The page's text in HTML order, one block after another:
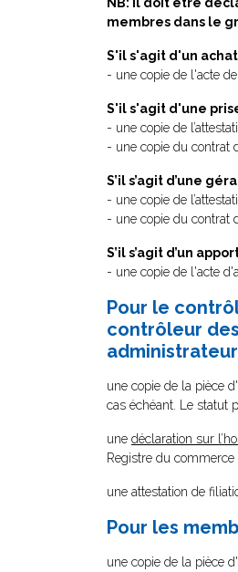
membres dans le
S'il s'agit d'un
- une copie de l'acte
S'il s'agit d'une
- une copie de
- une copie du contrat
S’il s’agit d’une
- une copie de
- une copie du contrat
S’il s’agit d’un
- une copie de l'acte
Pour le
contrôleur
une copie de la pièce
cas échéant. Le statut
une déclaration sur
Registre du
une attestation de
Pour les
une copie de la pièce